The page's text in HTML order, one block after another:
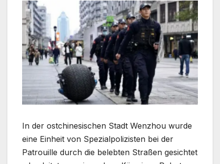
In der ostchinesischen Stadt Wenzhou wurde
eine Einheit von Spezialpolizisten bei der
Patrouille durch die belebten Straßen gesichtet